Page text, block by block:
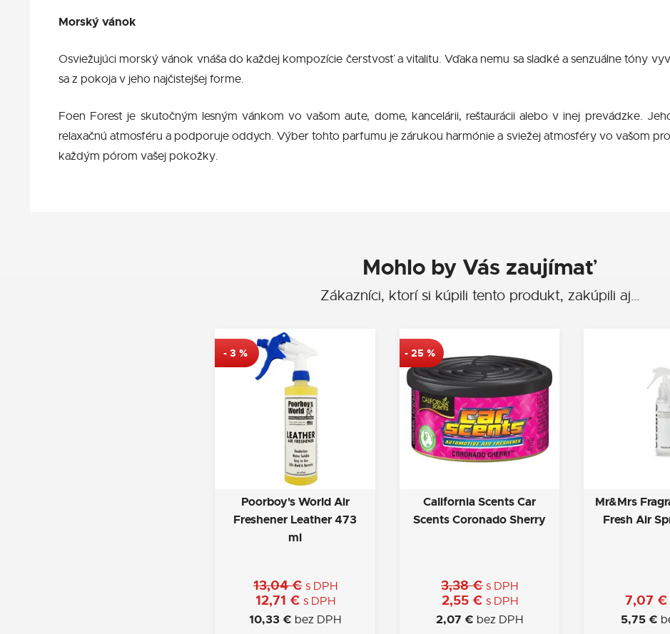
Morský vánok
Osviežujúci morský vánok vnáša do každej kompozície čerstvosť a vitalitu. Vďaka nemu sa sladké a senzuálne tóny
sa z pokoja v jeho najčistejšej forme.
Foen Forest je skutočným lesným vánkom vo vašom aute, dome, kancelárii, reštaurácii alebo v inej prevádzke.
relaxačnú atmosféru a podporuje oddych. Výber tohto parfumu je zárukou harmónie a sviežej atmosféry vo vašom
každým pórom vašej pokožky.
Mohlo by Vás zaujímať
Zákazníci, ktorí si kúpili tento produkt, zakúpili aj…
-3 %
Poorboy's World Air
Freshener Leather 473
ml
13,04€ s DPH
12,71 € s DPH
10,33 € bez DPH
-25 %
California Scents Car
Scents Coronado Sherry
3,38€ s DPH
2,55 € s DPH
2,07 € bez DPH
Mr&Mrs
Fresh Air
7,07 €
5,75 €